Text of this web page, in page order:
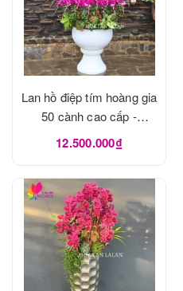
Lan hồ điệp tím hoàng gia
50 cành cao cấp -
LHD1182
12.500.000₫